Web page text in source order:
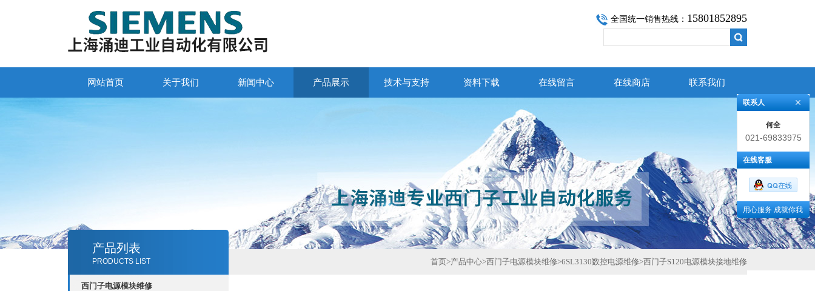
全国统一销售热线： 15801852895
网站首页 关于我们 新闻中心 产品展示 技术与支持 资料下载 在线留言 在线商店 联系我们
产品列表
PRODUCTS LIST
西门子电源模块维修
首页>产品中心>西门子电源模块维修>6SL3130数控电源维修>西门子S120电源模块接地维修
联系人
何全
021-69833975
在线客服
用心服务 成就你我